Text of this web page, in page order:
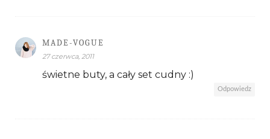
MADE-VOGUE
27 czerwca, 2011
świetne buty, a cały set cudny :)
Odpowiedz